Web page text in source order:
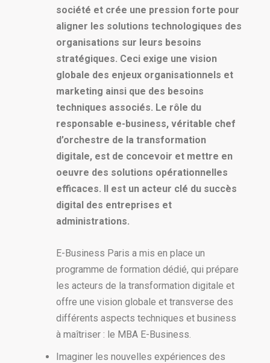
société et crée une pression forte pour
aligner les solutions technologiques des
organisations sur leurs besoins
stratégiques. Ceci exige une vision
globale des enjeux organisationnels et
marketing ainsi que des besoins
techniques associés. Le rôle du
responsable e-business, véritable chef
d’orchestre de la transformation
digitale, est de concevoir et mettre en
oeuvre des solutions opérationnelles
efficaces. Il est un acteur clé du succès
digital des entreprises et
administrations.
E-Business Paris a mis en place un
programme de formation dédié, qui prépare
les acteurs de la transformation digitale et
offre une vision globale et transverse des
différents aspects techniques et business
à maîtriser : le MBA E-Business.
Imaginer les nouvelles expériences des